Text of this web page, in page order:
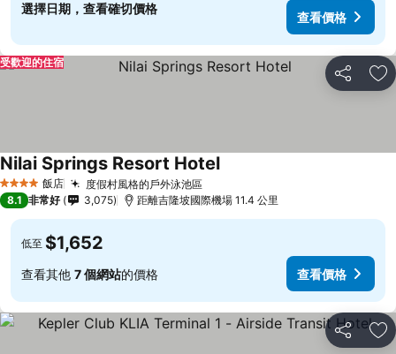
選擇日期，查看確切價格
查看價格
分享 加
受歡迎的住宿
4 星級 飯店 度假村風格的戶外泳池區
Nilai Springs Resort Hotel
8.1 非常好 3,075 距離吉隆坡國際機場 11.4 公里
低至 $1,652
查看其他 7 個網站的價格 查看價格
分享 加